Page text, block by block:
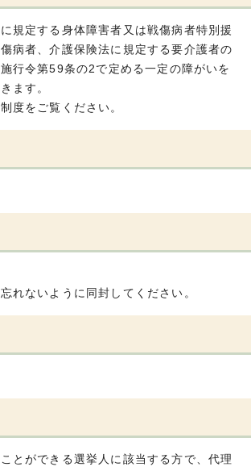
規定する身体障害者又は戦傷病者特別援
病者、介護保険法に規定する要介護者の
行令第59条の2で定める一定の障がいを
ます。
度をご覧ください。
れないように同封してください。
とができる選挙人に該当する方で、代理